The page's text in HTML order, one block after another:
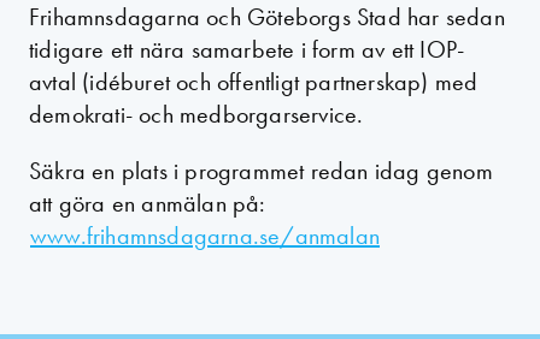
Frihamnsdagarna och Göteborgs Stad har sedan
tidigare ett nära samarbete i form av ett IOP-
avtal (idéburet och offentligt partnerskap) med
demokrati- och medborgarservice.
Säkra en plats i programmet redan idag genom
att göra en anmälan på:
www.frihamnsdagarna.se/anmalan